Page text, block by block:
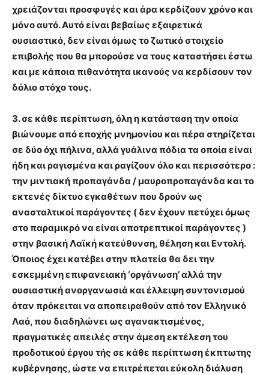
χρειάζονται προσφυγές και άρα κερδίζουν χρόνο και
μόνο αυτό. Αυτό είναι βεβαίως εξαιρετικά
ουσιαστικό, δεν είναι όμως το ζωτικό στοιχείο
επιβολής που θα μπορούσε να τους καταστήσει έστω
και με κάποια πιθανότητα ικανούς να κερδίσουν τον
δόλιο στόχο τους.
3. σε κάθε περίπτωση, όλη η κατάσταση την οποία
βιώνουμε από εποχής μνημονίου και πέρα στηρίζεται
σε δύο όχι πήλινα, αλλά γυάλινα πόδια τα οποία είναι
ήδη και ραγισμένα και ραγίζουν όλο και περισσότερο :
την μιντιακή προπαγάνδα / μαυροπροπαγάνδα και το
εκτενές δίκτυο εγκαθέτων που δρούν ως
ανασταλτικοί παράγοντες ( δεν έχουν πετύχει όμως
στο παραμικρό να είναι αποτρεπτικοί παράγοντες )
στην βασική Λαϊκή κατεύθυνση, θέληση και Εντολή.
Όποιος έχει κατέβει στην πλατεία θα δει την
εσκεμμένη επιφανειακή ‘οργάνωση’ αλλά την
ουσιαστική ανοργανωσιά και έλλειψη συντονισμού
όταν πρόκειται να αποπειραθούν από τον Ελληνικό
Λαό, που διαδηλώνει ως αγανακτισμένος,
πραγματικές απειλές στην άμεση εκτέλεση του
προδοτικού έργου τής σε κάθε περίπτωση έκπτωτης
κυβέρνησης, ώστε να επιτρέπεται εύκολη διάλυση